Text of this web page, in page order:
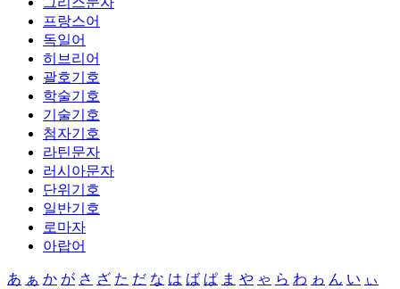
프랑스어
독일어
히브리어
괄호기호
학술기호
기술기호
첨자기호
라틴문자
러시아문자
단위기호
일반기호
로마자
아랍어
あ ぁ か が さ ざ た だ な は ば ぱ ま や ゃ ら わ ゎ ん い ぃ